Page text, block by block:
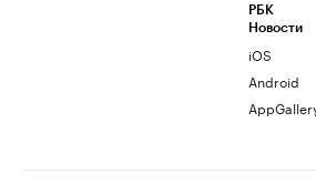
РБК
Новости
iOS
Android